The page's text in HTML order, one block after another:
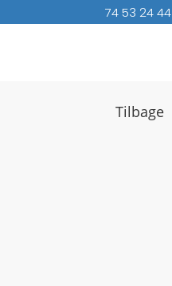
74 53 24 44
Tilbage